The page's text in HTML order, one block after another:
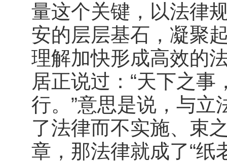
量这个关键，以法律
安的层层基石，凝聚
理解加快形成高效的
居正说过：“天下之
行。”意思是说，与
了法律而不实施、束
章，那法律就成了“纸